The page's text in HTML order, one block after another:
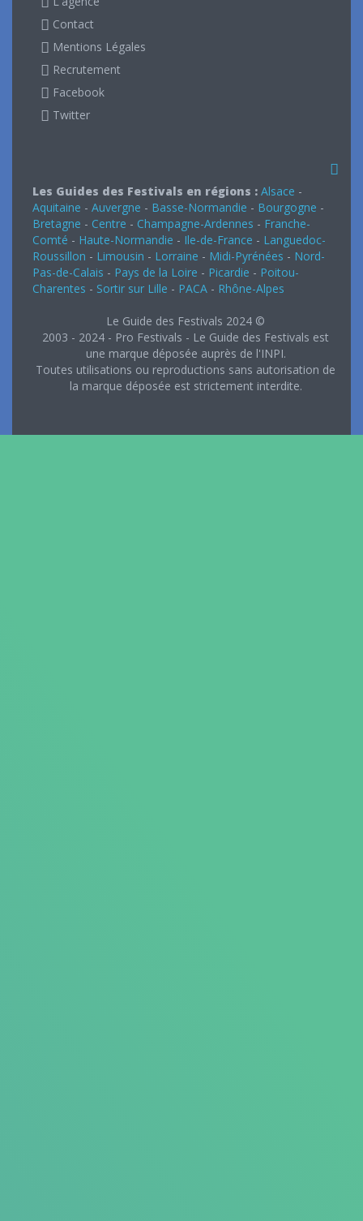
Contact
Mentions Légales
Recrutement
Facebook
Twitter
Les Guides des Festivals en régions : Alsace -
Aquitaine - Auvergne - Basse-Normandie - Bourgogne -
Bretagne - Centre - Champagne-Ardennes - Franche-
Comté - Haute-Normandie - Ile-de-France - Languedoc-
Roussillon - Limousin - Lorraine - Midi-Pyrénées - Nord-
Pas-de-Calais - Pays de la Loire - Picardie - Poitou-
Charentes - Sortir sur Lille - PACA - Rhône-Alpes
Le Guide des Festivals 2024 ©
2003 - 2024 - Pro Festivals - Le Guide des Festivals est
une marque déposée auprès de l'INPI.
Toutes utilisations ou reproductions sans autorisation de
la marque déposée est strictement interdite.